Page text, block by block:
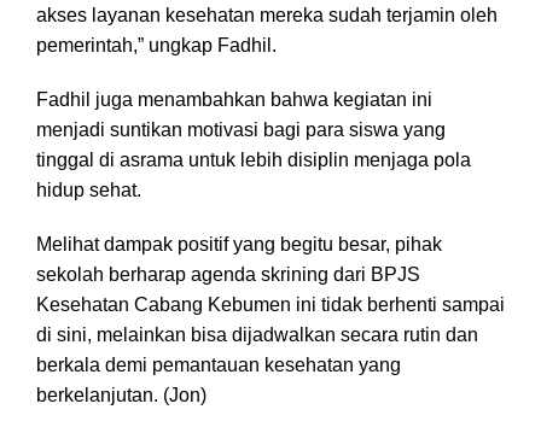
akses layanan kesehatan mereka sudah terjamin oleh
pemerintah,” ungkap Fadhil.
Fadhil juga menambahkan bahwa kegiatan ini
menjadi suntikan motivasi bagi para siswa yang
tinggal di asrama untuk lebih disiplin menjaga pola
hidup sehat.
Melihat dampak positif yang begitu besar, pihak
sekolah berharap agenda skrining dari BPJS
Kesehatan Cabang Kebumen ini tidak berhenti sampai
di sini, melainkan bisa dijadwalkan secara rutin dan
berkala demi pemantauan kesehatan yang
berkelanjutan. (Jon)